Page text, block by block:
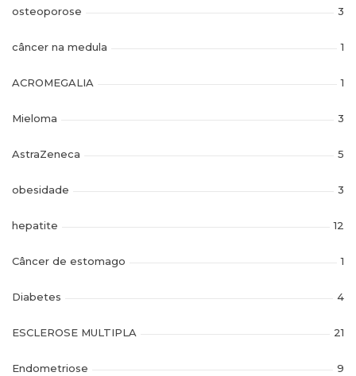
osteoporose 3
câncer na medula 1
ACROMEGALIA 1
Mieloma 3
AstraZeneca 5
obesidade 3
hepatite 12
Câncer de estomago 1
Diabetes 4
ESCLEROSE MULTIPLA 21
Endometriose 9